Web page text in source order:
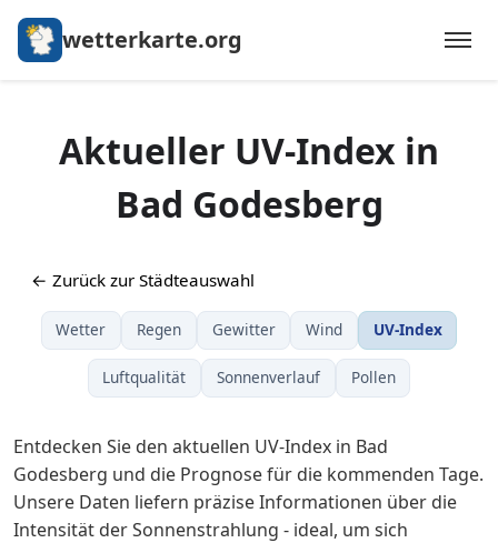
wetterkarte.org
Aktueller UV-Index in
Bad Godesberg
← Zurück zur Städteauswahl
Wetter Regen Gewitter Wind UV-Index
Luftqualität Sonnenverlauf Pollen
Entdecken Sie den aktuellen UV-Index in Bad
Godesberg und die Prognose für die kommenden Tage.
Unsere Daten liefern präzise Informationen über die
Intensität der Sonnenstrahlung - ideal, um sich